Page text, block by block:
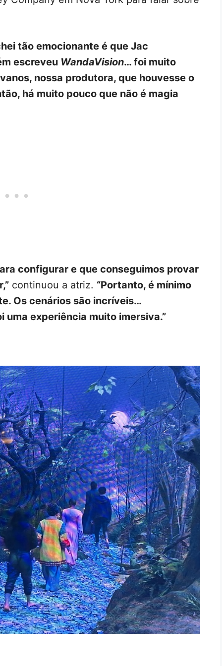
tão emocionante é que Jac
escreveu WandaVision… foi muito
nossa produtora, que houvesse o
há muito pouco que não é magia
configurar e que conseguimos provar
continuou a atriz. “Portanto, é mínimo
Os cenários são incríveis…
uma experiência muito imersiva.”